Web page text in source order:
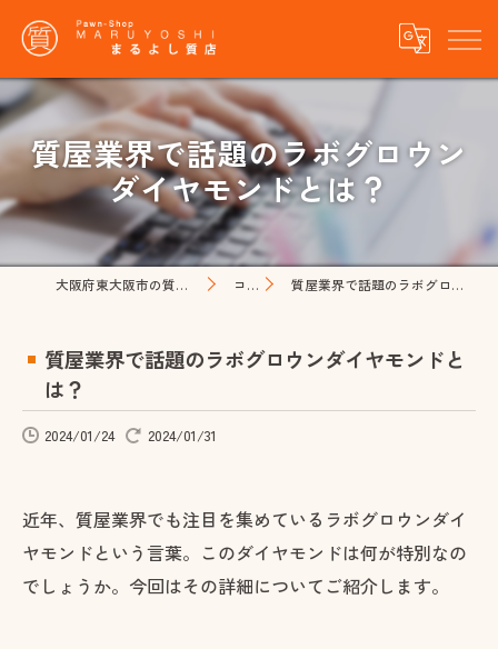
質屋業界で話題のラボグロウン
ダイヤモンドとは？
大阪府東大阪市の質屋ならまるよし質店 コラム 質屋業界で話題のラボグロウンダイヤモンドとは？
質屋業界で話題のラボグロウンダイヤモンドと
は？
2024/01/24 2024/01/31
近年、質屋業界でも注目を集めているラボグロウンダイ
ヤモンドという言葉。このダイヤモンドは何が特別なの
でしょうか。今回はその詳細についてご紹介します。